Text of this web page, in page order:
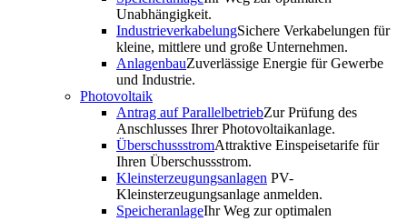
Unabhängigkeit.
IndustrieverkabelungSichere Verkabelungen für
kleine, mittlere und große Unternehmen.
AnlagenbauZuverlässige Energie für Gewerbe
und Industrie.
Photovoltaik
Antrag auf ParallelbetriebZur Prüfung des
Anschlusses Ihrer Photovoltaikanlage.
ÜberschussstromAttraktive Einspeisetarife für
Ihren Überschussstrom.
Kleinsterzeugungsanlagen PV-
Kleinsterzeugungsanlage anmelden.
SpeicheranlageIhr Weg zur optimalen